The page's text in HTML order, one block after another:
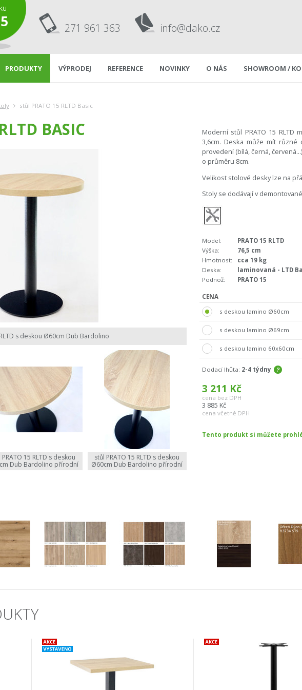
271 961 363 info@dako.cz
PRODUKTY VÝPRODEJ REFERENCE NOVINKY O NÁS SHOWROOM /
stůl PRATO 15 RLTD Basic
BASIC
s deskou Ø60cm Dub Bardolino
PRATO 15 RLTD s deskou
Dub Bardolino přírodní
stůl PRATO 15 RLTD s deskou
Ø60cm Dub Bardolino přírodní
Moderní stůl PRATO 15
3,6cm. Deska může mít
provedení (bílá, černá,
o průměru 8cm.
Velikost stolové desky lze na
Stoly se dodávají v
Model:
PRATO 15 RLTD
Výška:
76,5 cm
Hmotnost:
cca 19 kg
Deska:
laminovaná - LTD
Podnož:
PRATO 15
CENA
s deskou lamino Ø60cm
s deskou lamino Ø69cm
s deskou lamino 60x60cm
Dodací lhůta: 2-4 týdny
3 211 Kč
cena bez DPH
3 885 Kč
cena včetně DPH
Tento produkt si můžete